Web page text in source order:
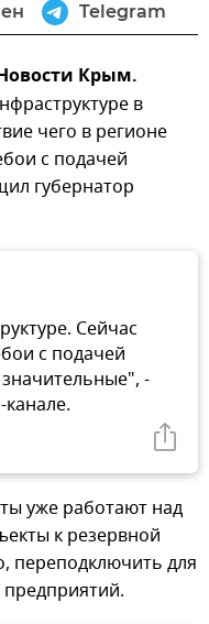
Telegram
Крым.
в
чего в регионе
с подачей
губернатор
Сейчас
с подачей
-
уже работают над
к резервной
переподключить для